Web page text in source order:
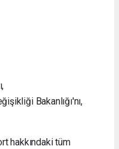
Bakanlığı'nı,
hakkındaki tüm